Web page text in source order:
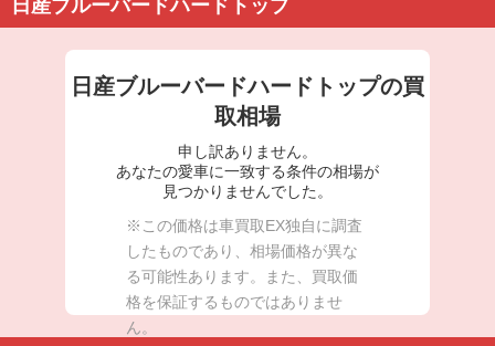
日産ブルーバードハードトップ
日産ブルーバードハードトップの買
取相場
申し訳ありません。
あなたの愛車に一致する条件の相場が
見つかりませんでした。
※この価格は車買取EX独自に調査
したものであり、相場価格が異な
る可能性あります。また、買取価
格を保証するものではありませ
ん。